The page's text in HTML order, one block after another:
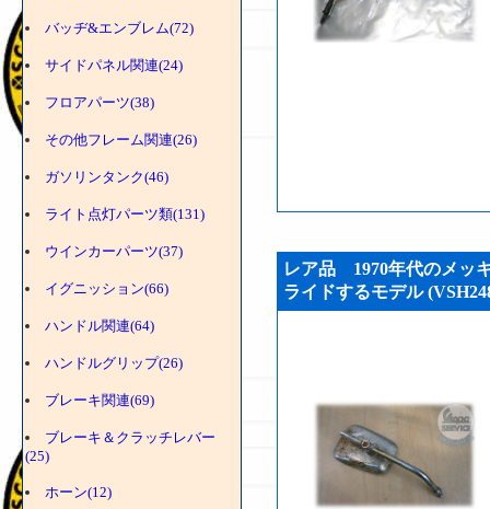
バッヂ&エンブレム(72)
サイドパネル関連(24)
フロアパーツ(38)
その他フレーム関連(26)
ガソリンタンク(46)
ライト点灯パーツ類(131)
ウインカーパーツ(37)
イグニッション(66)
ハンドル関連(64)
ハンドルグリップ(26)
ブレーキ関連(69)
ブレーキ＆クラッチレバー
(25)
ホーン(12)
レア品 1970年代のメッ
ライドするモデル